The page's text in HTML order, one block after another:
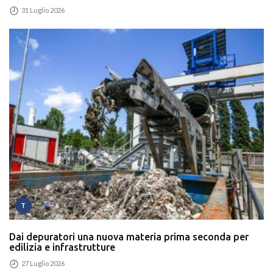
31 Luglio 2026
T
Dai depuratori una nuova materia prima seconda per
edilizia e infrastrutture
27 Luglio 2026